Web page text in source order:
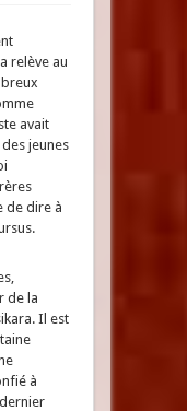
relève au
avait
jeunes
de dire à
de la
Il est
à